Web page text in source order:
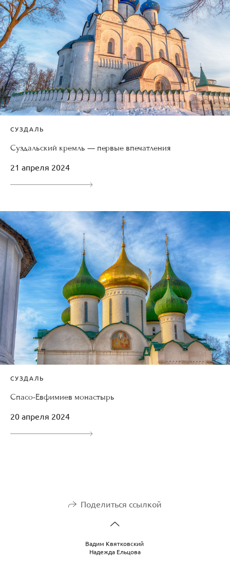
СУЗДАЛЬ
Суздальский кремль — первые впечатления
21 апреля 2024
СУЗДАЛЬ
Спасо-Евфимиев монастырь
20 апреля 2024
Поделиться ссылкой
Вадим Квятковский
Надежда Ельцова